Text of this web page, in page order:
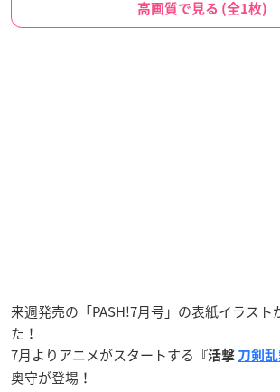
高画質で見る (全1枚)
来週発売の「PASH!7月号」の表紙イラスト
た！
7月よりアニメがスタートする
『活撃 刀剣乱
奥守が登場！